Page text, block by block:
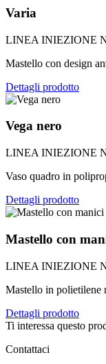
Varia
LINEA INIEZIONE
Mastello con design
Dettagli prodotto
Vega nero
LINEA INIEZIONE
Vaso quadro in
Dettagli prodotto
Mastello con
LINEA INIEZIONE
Mastello in
Dettagli prodotto
Ti interessa questo
Contattaci